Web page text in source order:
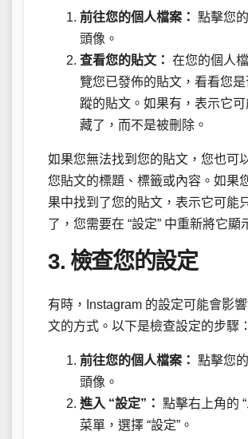
前往您的個人檔案： 點擊您
頭像。
查看您的貼文： 在您的個人
覽您已發佈的貼文，看看您
蹤的貼文。如果有，表示它
藏了，而不是被刪除。
如果您無法找到您的貼文，您也可
您貼文的標題、標籤或內容。如果
果中找到了您的貼文，表示它可能
了，您需要在 “設定” 中重新將它顯
3. 檢查您的設定
有時，Instagram 的設定可能會影
文的方式。以下是檢查設定的步驟：
前往您的個人檔案： 點擊您
頭像。
進入 “設定”： 點擊右上角的
菜單，選擇 “設定”。